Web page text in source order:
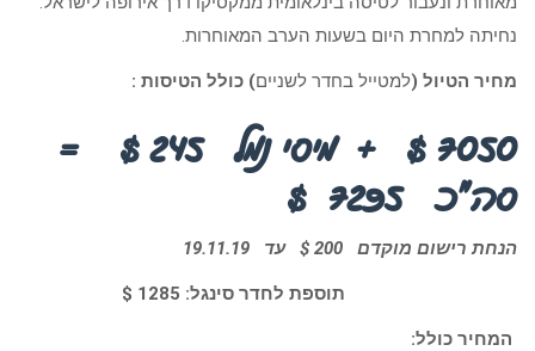
נחיתה למחרת היום בשעות הערב המאוחרות.
מחיר הטיול (למטייל בחדר לשניים) כולל הטיסות :
7050 $ + מיסי נמל 245 $ =
סה”כ 7295 $
הנחת רישום מוקדם 200 $ עד 19.11.19
תוספת לחדר סינגל: 1285 $
המחיר כולל: